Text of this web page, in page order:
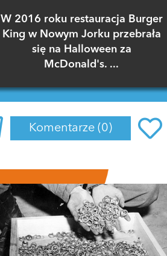
W 2016 roku restauracja Burger
King w Nowym Jorku przebrała
się na Halloween za
McDonald's. ...
Komentarze (0)